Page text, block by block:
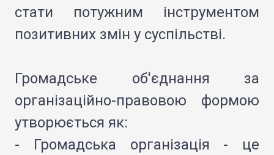
стати потужним інструментом
позитивних змін у суспільстві.
Громадське об'єднання за
організаційно-правовою формою
утворюється як:
- Громадська організація - це